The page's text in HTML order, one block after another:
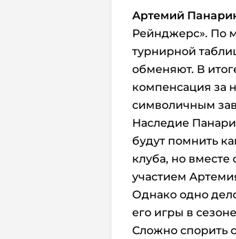
Артемий
Рейнджерс». По
турнирной
обменяют. В
компенсация за
символичным
Наследие
будут помнить
клуба, но вместе
участием
Однако одно
его игры в
Сложно спорить